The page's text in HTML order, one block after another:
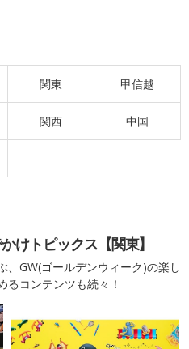
関東 甲信越
関西 中国
けトピックス【関東】
、GW(ゴールデンウィーク)の楽し
るコンテンツも続々！